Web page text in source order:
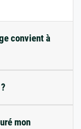
convient à
mon